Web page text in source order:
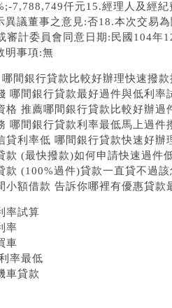
7,788,749仟元15.經理人及經
異議董事之意見:否18.本次交易
審計委員會同意日期:民國104年
明事項:無
間銀行貸款比較好辦理快速撥款
哪間銀行貸款最好過件與低利率
格 推薦哪間銀行貸款比較好辦過
哪間銀行貸款利率最低馬上過件
貸利率低 哪間銀行貸款快速好辦
款 (最快撥款)如何申請快速過件
款 (100%過件)貸款一直貸不過
小額借款 告訴你哪裡有優惠貸款
率試算
率
車
率最低
車貸款